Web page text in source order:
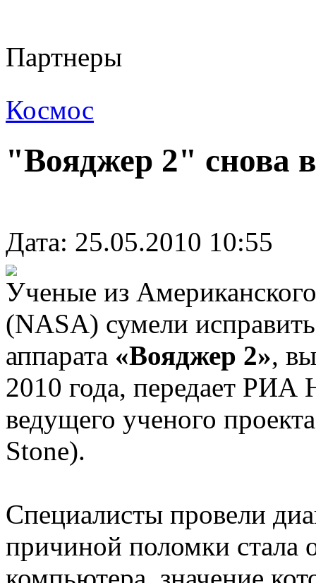
Партнеры
Космос
"Вояджер 2" снова
Дата: 25.05.2010 10:55
Ученые из
(NASA) сумели
аппарата «Вояджер 2»,
2010 года, передает РИА
ведущего ученого
Stone).
Специалисты провели
причиной поломки стала